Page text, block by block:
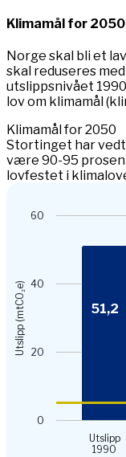
Klimamål for
Norge skal bli et
skal reduseres
utslippsnivået
lov om klimamål
Klimamål for 2050
Stortinget har
være 90-95
lovfestet i
The chart has 1 X
The chart has 1 Y
Utslipp (mtCO₂e) 51,2
Utslipp
1990
0
20
40
60